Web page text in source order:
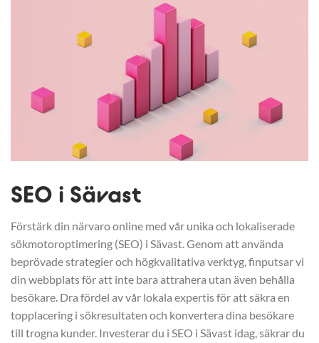
SEO i Sävast
Förstärk din närvaro online med vår unika och lokaliserade
sökmotoroptimering (SEO) i Sävast. Genom att använda
beprövade strategier och högkvalitativa verktyg, finputsar vi
din webbplats för att inte bara attrahera utan även behålla
besökare. Dra fördel av vår lokala expertis för att säkra en
topplacering i sökresultaten och konvertera dina besökare
till trogna kunder. Investerar du i SEO i Sävast idag, säkrar du